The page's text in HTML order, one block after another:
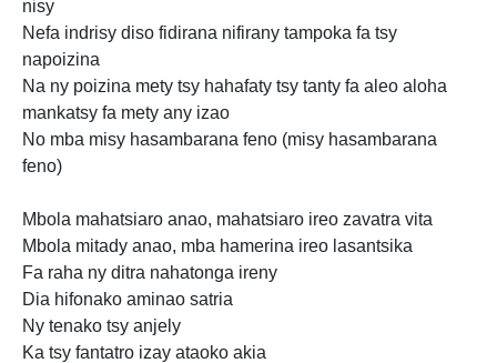
nisy
Nefa indrisy diso fidirana nifirany tampoka fa tsy
napoizina
Na ny poizina mety tsy hahafaty tsy tanty fa aleo aloha
mankatsy fa mety any izao
No mba misy hasambarana feno (misy hasambarana
feno)
Mbola mahatsiaro anao, mahatsiaro ireo zavatra vita
Mbola mitady anao, mba hamerina ireo lasantsika
Fa raha ny ditra nahatonga ireny
Dia hifonako aminao satria
Ny tenako tsy anjely
Ka tsy fantatro izay ataoko akia